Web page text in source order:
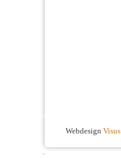
Webdesign Visus